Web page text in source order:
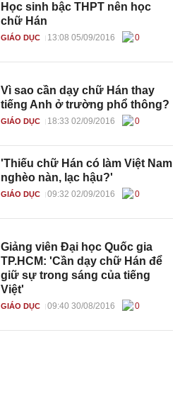
Học sinh bậc THPT nên học
chữ Hán
GIÁO DỤC 13:08 05/09/2016 0
Vì sao cần dạy chữ Hán thay
tiếng Anh ở trường phổ thông?
GIÁO DỤC 18:33 02/09/2016 0
'Thiếu chữ Hán có làm Việt Nam
nghèo nàn, lạc hậu?'
GIÁO DỤC 09:32 02/09/2016 0
Giảng viên Đại học Quốc gia
TP.HCM: 'Cần dạy chữ Hán để
giữ sự trong sáng của tiếng
Việt'
GIÁO DỤC 09:40 30/08/2016 0